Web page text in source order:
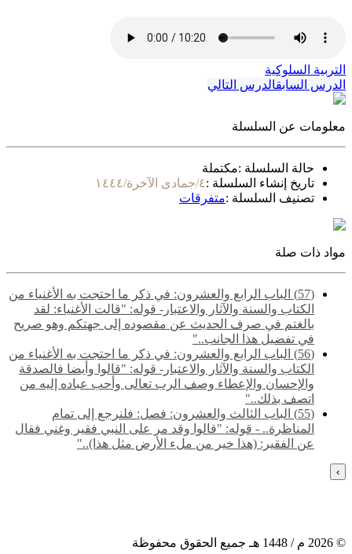
التربية السلوكية
الدرس السابقالدرس التالي
معلومات عن السلسلة
حالة السلسلة :مكتملة
تاريخ إنشاء السلسلة :٤/جمادى الآخرة/١٤٤٤
تصنيف السلسلة :متفرقات
مواد ذات صلة
(57) الباب الرابع والعشرون: في ذكر ما احتجت به الأغنياء من
الكتاب والسنة والآثار والاعتبار- قوله: "قالت الأغنياء: لقد
بالغتم في صرف الحديث عن مقصوده إلى جهتكم وهو صريح
في تفضيل هذا الجانب.."
(56) الباب الرابع والعشرون: في ذكر ما احتجت به الأغنياء من
الكتاب والسنة والآثار والاعتبار- قوله: "قالوا وأيضا فالصدقة
والإحسان والإعطاء وصف الرب تعالى وأحب عباده إليه من
اتصف بذلك.."
(55) ‌‌الباب الثالث والعشرون: فصل: فلنرجع إلى تمام
المناظرة.. - قوله: "قالوا وقد مر على النبي فقير وغني فقال
عن الفقير: (هذا خير من ملء الأرض مثل هذا).."
›
©
2026 م / 1448 هـ جميع الحقوق محفوظة